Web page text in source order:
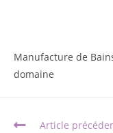
Manufacture de
domaine
Article